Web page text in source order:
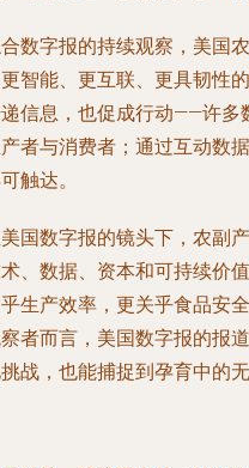
数字报的持续观察，美国
智能、更互联、更具韧性
信息，也促成行动——许多
者与消费者；通过互动数
触达。
国数字报的镜头下，农副
、数据、资本和可持续价
生产效率，更关乎食品安
者而言，美国数字报的报
战，也能捕捉到孕育中的无